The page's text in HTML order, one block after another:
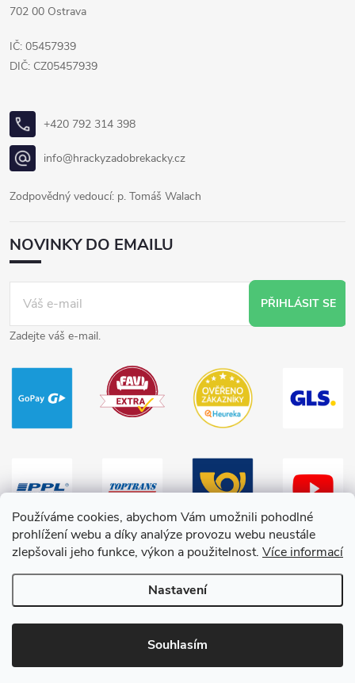
Používáme cookies, abychom Vám umožnili pohodlné
prohlížení webu a díky analýze provozu webu neustále
zlepšovali jeho funkce, výkon a použitelnost. Více informací
Nastavení
Souhlasím
702 00 Ostrava
IČ: 05457939
DIČ: CZ05457939
+420 792 314 398
info@hrackyzadobrekacky.cz
Zodpovědný vedoucí: p. Tomáš Walach
NOVINKY DO EMAILU
PŘIHLÁSIT SE
Zadejte váš e-mail.
Vytvořil Shoptet